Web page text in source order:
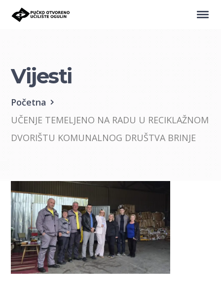
Vijesti
Početna
UČENJE TEMELJENO NA RADU U RECIKLAŽNOM
DVORIŠTU KOMUNALNOG DRUŠTVA BRINJE